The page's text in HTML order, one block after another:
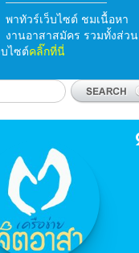
พาทัวร์เว็บไซต์ ชมเนื้อหา
งานอาสาสมัคร รวมทั้งส่วน
ไซต์คลิ๊กที่นี่